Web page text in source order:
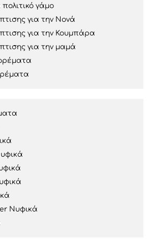
γάμο
για την Νονά
για την Κουμπάρα
για την μαμά
Νυφικά